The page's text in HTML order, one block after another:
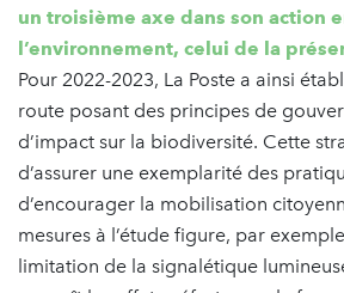
un troisième axe dans son action
l’environnement, celui de la
Pour 2022-2023, La Poste a ainsi
route posant des principes de
d’impact sur la biodiversité. Cette
d’assurer une exemplarité des
d’encourager la mobilisation
mesures à l’étude figure, par
limitation de la signalétique